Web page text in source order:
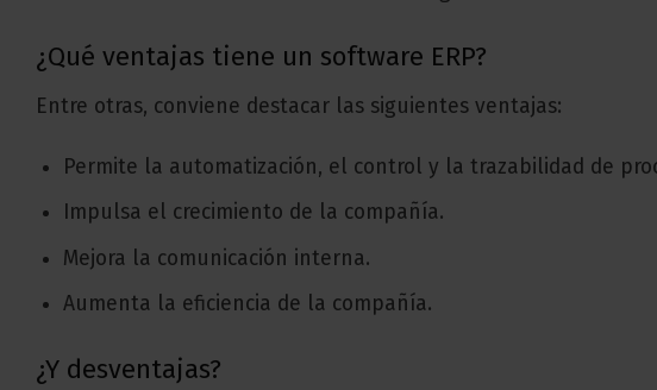
¿Qué ventajas tiene un software ERP?
Entre otras, conviene destacar las siguientes ventajas:
Permite la automatización, el control y la trazabilidad de
Impulsa el crecimiento de la compañía.
Mejora la comunicación interna.
Aumenta la eficiencia de la compañía.
¿Y desventajas?